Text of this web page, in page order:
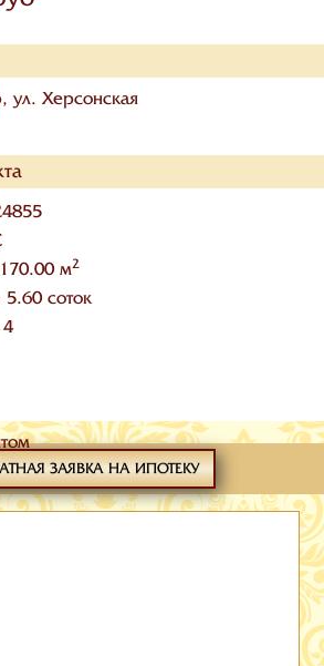
ул. Херсонская
170.00 м2
5.60 соток
4
ЗАЯВКА НА ИПОТЕКУ